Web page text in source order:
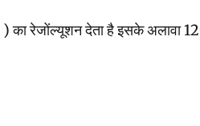
देता है इसके अलावा